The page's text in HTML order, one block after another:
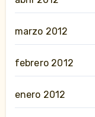
marzo 2012
febrero 2012
enero 2012